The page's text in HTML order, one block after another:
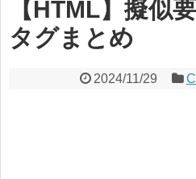
【HTML】擬似
タグまとめ
2024/11/29